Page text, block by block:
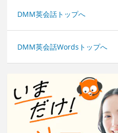
DMM英会話トップへ
DMM英会話Wordsトップへ